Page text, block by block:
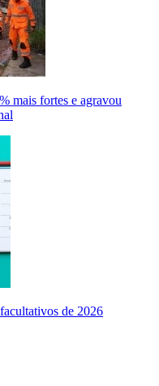
mais fortes e agravou
de 2026